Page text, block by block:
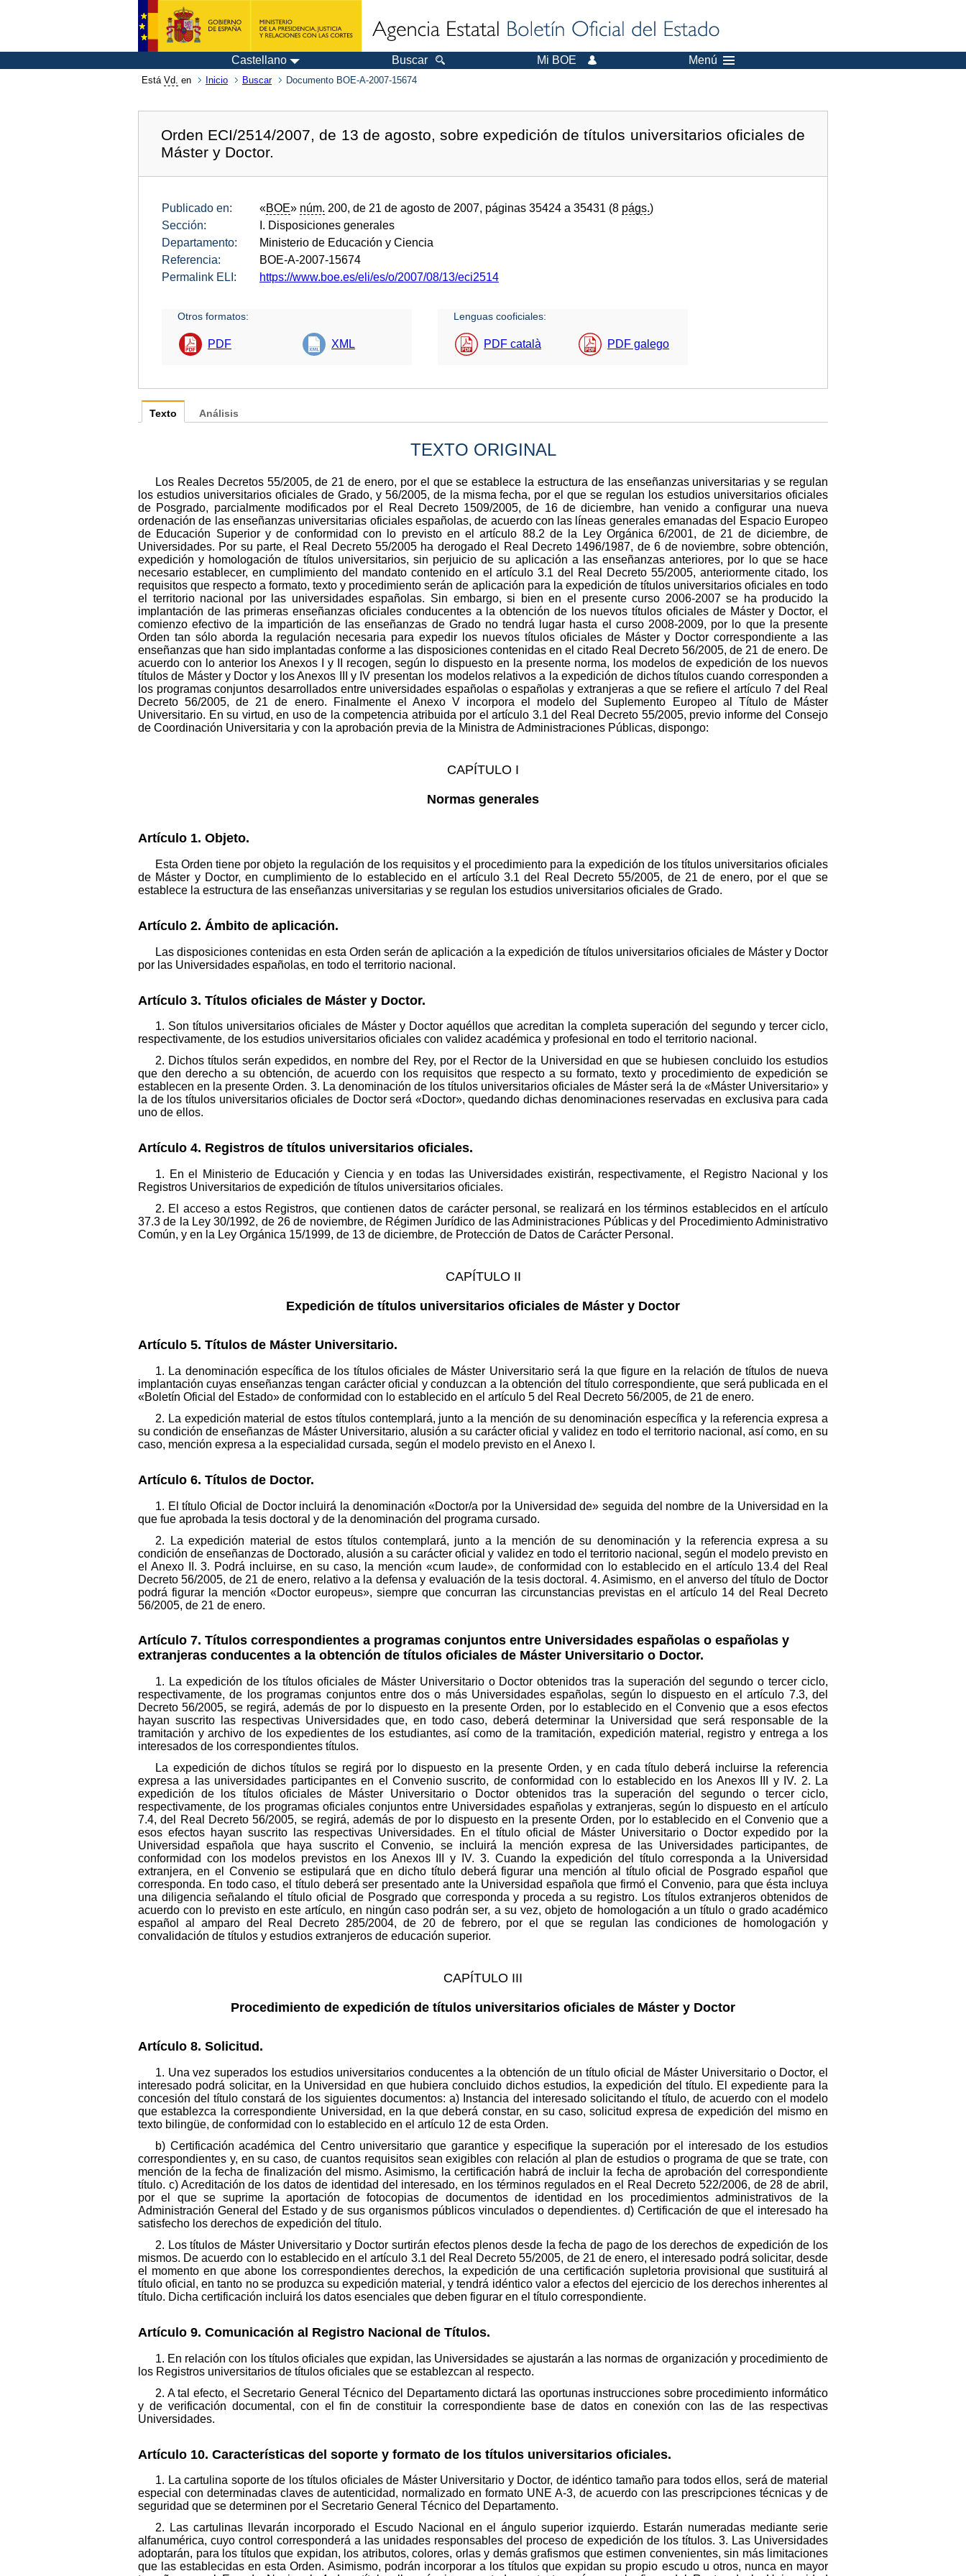
Castellano Buscar Mi BOE Menú
Está Vd. en Inicio Buscar Documento BOE-A-2007-15674
Orden ECI/2514/2007, de 13 de agosto, sobre expedición de títulos universitarios oficiales de
Máster y Doctor.
Publicado en: «BOE» núm. 200, de 21 de agosto de 2007, páginas 35424 a 35431 (8 págs.)
Sección:
I. Disposiciones generales
Departamento:
Ministerio de Educación y Ciencia
Referencia:
BOE-A-2007-15674
Permalink ELI:
https://www.boe.es/eli/es/o/2007/08/13/eci2514
Otros formatos:
PDF XML
Lenguas cooficiales:
PDF català PDF galego
Texto
TEXTO ORIGINAL
Los Reales Decretos 55/2005, de 21 de enero, por el que se establece la estructura de las enseñanzas universitarias y se regulan
los estudios universitarios oficiales de Grado, y 56/2005, de la misma fecha, por el que se regulan los estudios universitarios oficiales
de Posgrado, parcialmente modificados por el Real Decreto 1509/2005, de 16 de diciembre, han venido a configurar una nueva
ordenación de las enseñanzas universitarias oficiales españolas, de acuerdo con las líneas generales emanadas del Espacio Europeo
de Educación Superior y de conformidad con lo previsto en el artículo 88.2 de la Ley Orgánica 6/2001, de 21 de diciembre, de
Universidades. Por su parte, el Real Decreto 55/2005 ha derogado el Real Decreto 1496/1987, de 6 de noviembre, sobre obtención,
expedición y homologación de títulos universitarios, sin perjuicio de su aplicación a las enseñanzas anteriores, por lo que se hace
necesario establecer, en cumplimiento del mandato contenido en el artículo 3.1 del Real Decreto 55/2005, anteriormente citado, los
requisitos que respecto a formato, texto y procedimiento serán de aplicación para la expedición de títulos universitarios oficiales en todo
el territorio nacional por las universidades españolas. Sin embargo, si bien en el presente curso 2006-2007 se ha producido la
implantación de las primeras enseñanzas oficiales conducentes a la obtención de los nuevos títulos oficiales de Máster y Doctor, el
comienzo efectivo de la impartición de las enseñanzas de Grado no tendrá lugar hasta el curso 2008-2009, por lo que la presente
Orden tan sólo aborda la regulación necesaria para expedir los nuevos títulos oficiales de Máster y Doctor correspondiente a las
enseñanzas que han sido implantadas conforme a las disposiciones contenidas en el citado Real Decreto 56/2005, de 21 de enero. De
acuerdo con lo anterior los Anexos I y II recogen, según lo dispuesto en la presente norma, los modelos de expedición de los nuevos
títulos de Máster y Doctor y los Anexos III y IV presentan los modelos relativos a la expedición de dichos títulos cuando corresponden a
los programas conjuntos desarrollados entre universidades españolas o españolas y extranjeras a que se refiere el artículo 7 del Real
Decreto 56/2005, de 21 de enero. Finalmente el Anexo V incorpora el modelo del Suplemento Europeo al Título de Máster
Universitario. En su virtud, en uso de la competencia atribuida por el artículo 3.1 del Real Decreto 55/2005, previo informe del Consejo
de Coordinación Universitaria y con la aprobación previa de la Ministra de Administraciones Públicas, dispongo:
CAPÍTULO I
Normas generales
Artículo 1. Objeto.
Esta Orden tiene por objeto la regulación de los requisitos y el procedimiento para la expedición de los títulos universitarios oficiales
de Máster y Doctor, en cumplimiento de lo establecido en el artículo 3.1 del Real Decreto 55/2005, de 21 de enero, por el que se
establece la estructura de las enseñanzas universitarias y se regulan los estudios universitarios oficiales de Grado.
Artículo 2. Ámbito de aplicación.
Las disposiciones contenidas en esta Orden serán de aplicación a la expedición de títulos universitarios oficiales de Máster y Doctor
por las Universidades españolas, en todo el territorio nacional.
Artículo 3. Títulos oficiales de Máster y Doctor.
1. Son títulos universitarios oficiales de Máster y Doctor aquéllos que acreditan la completa superación del segundo y tercer ciclo,
respectivamente, de los estudios universitarios oficiales con validez académica y profesional en todo el territorio nacional.
2. Dichos títulos serán expedidos, en nombre del Rey, por el Rector de la Universidad en que se hubiesen concluido los estudios
que den derecho a su obtención, de acuerdo con los requisitos que respecto a su formato, texto y procedimiento de expedición se
establecen en la presente Orden. 3. La denominación de los títulos universitarios oficiales de Máster será la de «Máster Universitario» y
la de los títulos universitarios oficiales de Doctor será «Doctor», quedando dichas denominaciones reservadas en exclusiva para cada
uno de ellos.
Artículo 4. Registros de títulos universitarios oficiales.
1. En el Ministerio de Educación y Ciencia y en todas las Universidades existirán, respectivamente, el Registro Nacional y los
Registros Universitarios de expedición de títulos universitarios oficiales.
2. El acceso a estos Registros, que contienen datos de carácter personal, se realizará en los términos establecidos en el artículo
37.3 de la Ley 30/1992, de 26 de noviembre, de Régimen Jurídico de las Administraciones Públicas y del Procedimiento Administrativo
Común, y en la Ley Orgánica 15/1999, de 13 de diciembre, de Protección de Datos de Carácter Personal.
CAPÍTULO II
Expedición de títulos universitarios oficiales de Máster y Doctor
Artículo 5. Títulos de Máster Universitario.
1. La denominación específica de los títulos oficiales de Máster Universitario será la que figure en la relación de títulos de nueva
implantación cuyas enseñanzas tengan carácter oficial y conduzcan a la obtención del título correspondiente, que será publicada en el
«Boletín Oficial del Estado» de conformidad con lo establecido en el artículo 5 del Real Decreto 56/2005, de 21 de enero.
2. La expedición material de estos títulos contemplará, junto a la mención de su denominación específica y la referencia expresa a
su condición de enseñanzas de Máster Universitario, alusión a su carácter oficial y validez en todo el territorio nacional, así como, en su
caso, mención expresa a la especialidad cursada, según el modelo previsto en el Anexo I.
Artículo 6. Títulos de Doctor.
1. El título Oficial de Doctor incluirá la denominación «Doctor/a por la Universidad de» seguida del nombre de la Universidad en la
que fue aprobada la tesis doctoral y de la denominación del programa cursado.
2. La expedición material de estos títulos contemplará, junto a la mención de su denominación y la referencia expresa a su
condición de enseñanzas de Doctorado, alusión a su carácter oficial y validez en todo el territorio nacional, según el modelo previsto en
el Anexo II. 3. Podrá incluirse, en su caso, la mención «cum laude», de conformidad con lo establecido en el artículo 13.4 del Real
Decreto 56/2005, de 21 de enero, relativo a la defensa y evaluación de la tesis doctoral. 4. Asimismo, en el anverso del título de Doctor
podrá figurar la mención «Doctor europeus», siempre que concurran las circunstancias previstas en el artículo 14 del Real Decreto
56/2005, de 21 de enero.
Artículo 7. Títulos correspondientes a programas conjuntos entre Universidades españolas o españolas y
extranjeras conducentes a la obtención de títulos oficiales de Máster Universitario o Doctor.
1. La expedición de los títulos oficiales de Máster Universitario o Doctor obtenidos tras la superación del segundo o tercer ciclo,
respectivamente, de los programas conjuntos entre dos o más Universidades españolas, según lo dispuesto en el artículo 7.3, del
Decreto 56/2005, se regirá, además de por lo dispuesto en la presente Orden, por lo establecido en el Convenio que a esos efectos
hayan suscrito las respectivas Universidades que, en todo caso, deberá determinar la Universidad que será responsable de la
tramitación y archivo de los expedientes de los estudiantes, así como de la tramitación, expedición material, registro y entrega a los
interesados de los correspondientes títulos.
La expedición de dichos títulos se regirá por lo dispuesto en la presente Orden, y en cada título deberá incluirse la referencia
expresa a las universidades participantes en el Convenio suscrito, de conformidad con lo establecido en los Anexos III y IV. 2. La
expedición de los títulos oficiales de Máster Universitario o Doctor obtenidos tras la superación del segundo o tercer ciclo,
respectivamente, de los programas oficiales conjuntos entre Universidades españolas y extranjeras, según lo dispuesto en el artículo
7.4, del Real Decreto 56/2005, se regirá, además de por lo dispuesto en la presente Orden, por lo establecido en el Convenio que a
esos efectos hayan suscrito las respectivas Universidades. En el título oficial de Máster Universitario o Doctor expedido por la
Universidad española que haya suscrito el Convenio, se incluirá la mención expresa de las Universidades participantes, de
conformidad con los modelos previstos en los Anexos III y IV. 3. Cuando la expedición del título corresponda a la Universidad
extranjera, en el Convenio se estipulará que en dicho título deberá figurar una mención al título oficial de Posgrado español que
corresponda. En todo caso, el título deberá ser presentado ante la Universidad española que firmó el Convenio, para que ésta incluya
una diligencia señalando el título oficial de Posgrado que corresponda y proceda a su registro. Los títulos extranjeros obtenidos de
acuerdo con lo previsto en este artículo, en ningún caso podrán ser, a su vez, objeto de homologación a un título o grado académico
español al amparo del Real Decreto 285/2004, de 20 de febrero, por el que se regulan las condiciones de homologación y
convalidación de títulos y estudios extranjeros de educación superior.
CAPÍTULO III
Procedimiento de expedición de títulos universitarios oficiales de Máster y Doctor
Artículo 8. Solicitud.
1. Una vez superados los estudios universitarios conducentes a la obtención de un título oficial de Máster Universitario o Doctor, el
interesado podrá solicitar, en la Universidad en que hubiera concluido dichos estudios, la expedición del título. El expediente para la
concesión del título constará de los siguientes documentos: a) Instancia del interesado solicitando el título, de acuerdo con el modelo
que establezca la correspondiente Universidad, en la que deberá constar, en su caso, solicitud expresa de expedición del mismo en
texto bilingüe, de conformidad con lo establecido en el artículo 12 de esta Orden.
b) Certificación académica del Centro universitario que garantice y especifique la superación por el interesado de los estudios
correspondientes y, en su caso, de cuantos requisitos sean exigibles con relación al plan de estudios o programa de que se trate, con
mención de la fecha de finalización del mismo. Asimismo, la certificación habrá de incluir la fecha de aprobación del correspondiente
título. c) Acreditación de los datos de identidad del interesado, en los términos regulados en el Real Decreto 522/2006, de 28 de abril,
por el que se suprime la aportación de fotocopias de documentos de identidad en los procedimientos administrativos de la
Administración General del Estado y de sus organismos públicos vinculados o dependientes. d) Certificación de que el interesado ha
satisfecho los derechos de expedición del título.
2. Los títulos de Máster Universitario y Doctor surtirán efectos plenos desde la fecha de pago de los derechos de expedición de los
mismos. De acuerdo con lo establecido en el artículo 3.1 del Real Decreto 55/2005, de 21 de enero, el interesado podrá solicitar, desde
el momento en que abone los correspondientes derechos, la expedición de una certificación supletoria provisional que sustituirá al
título oficial, en tanto no se produzca su expedición material, y tendrá idéntico valor a efectos del ejercicio de los derechos inherentes al
título. Dicha certificación incluirá los datos esenciales que deben figurar en el título correspondiente.
Artículo 9. Comunicación al Registro Nacional de Títulos.
1. En relación con los títulos oficiales que expidan, las Universidades se ajustarán a las normas de organización y procedimiento de
los Registros universitarios de títulos oficiales que se establezcan al respecto.
2. A tal efecto, el Secretario General Técnico del Departamento dictará las oportunas instrucciones sobre procedimiento informático
y de verificación documental, con el fin de constituir la correspondiente base de datos en conexión con las de las respectivas
Universidades.
Artículo 10. Características del soporte y formato de los títulos universitarios oficiales.
1. La cartulina soporte de los títulos oficiales de Máster Universitario y Doctor, de idéntico tamaño para todos ellos, será de material
especial con determinadas claves de autenticidad, normalizado en formato UNE A-3, de acuerdo con las prescripciones técnicas y de
seguridad que se determinen por el Secretario General Técnico del Departamento.
2. Las cartulinas llevarán incorporado el Escudo Nacional en el ángulo superior izquierdo. Estarán numeradas mediante serie
alfanumérica, cuyo control corresponderá a las unidades responsables del proceso de expedición de los títulos. 3. Las Universidades
adoptarán, para los títulos que expidan, los atributos, colores, orlas y demás grafismos que estimen convenientes, sin más limitaciones
que las establecidas en esta Orden. Asimismo, podrán incorporar a los títulos que expidan su propio escudo u otros, nunca en mayor
Análisis